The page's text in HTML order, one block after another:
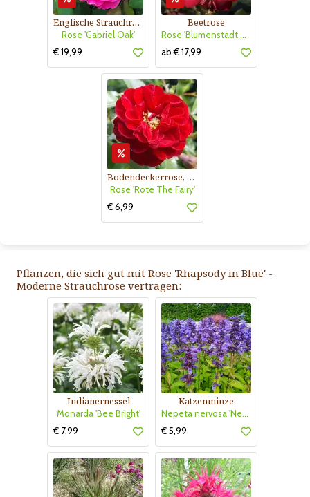
Englische Strauchrose
Rose 'Gabriel Oak'
€ 19,99
Beetrose
Rose 'Blumenstadt Tulln'
ab € 17,99
Bodendeckerrose, rot
Rose 'Rote The Fairy'
€ 6,99
Pflanzen, die sich gut mit Rose 'Rhapsody in Blue' -
Moderne Strauchrose vertragen:
Indianernessel
Monarda 'Bee Bright'
€ 7,99
Katzenminze
Nepeta nervosa 'Neptun'
€ 5,99